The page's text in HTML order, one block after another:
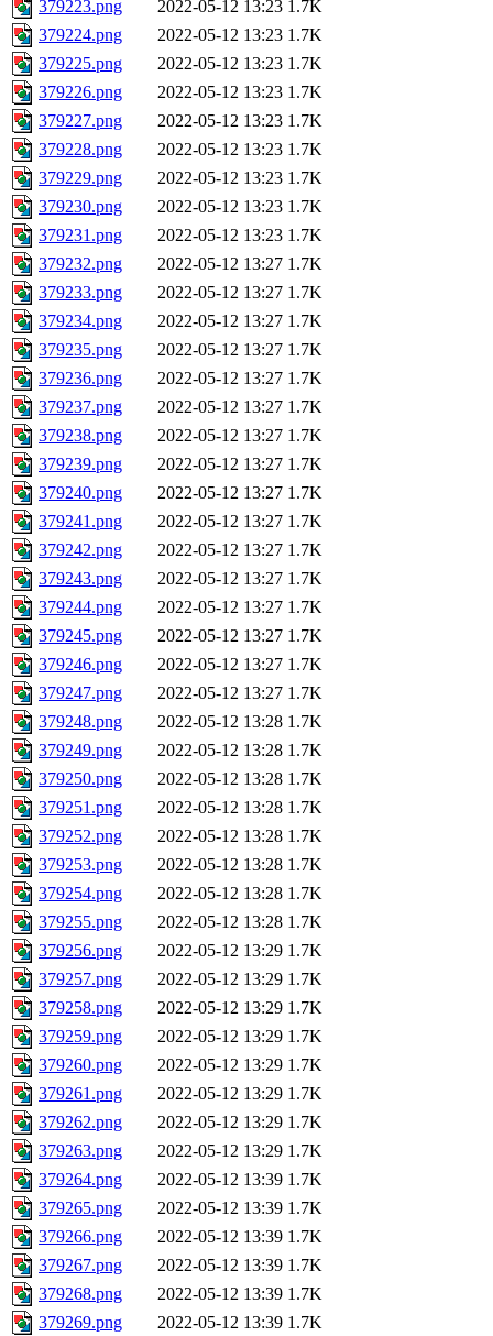
379223.png 2022-05-12 13:23 1.7K
379224.png
2022-05-12 13:23 1.7K
379225.png
2022-05-12 13:23 1.7K
379226.png
2022-05-12 13:23 1.7K
379227.png
2022-05-12 13:23 1.7K
379228.png
2022-05-12 13:23 1.7K
379229.png
2022-05-12 13:23 1.7K
379230.png
2022-05-12 13:23 1.7K
379231.png
2022-05-12 13:23 1.7K
379232.png
2022-05-12 13:27 1.7K
379233.png
2022-05-12 13:27 1.7K
379234.png
2022-05-12 13:27 1.7K
379235.png
2022-05-12 13:27 1.7K
379236.png
2022-05-12 13:27 1.7K
379237.png
2022-05-12 13:27 1.7K
379238.png
2022-05-12 13:27 1.7K
379239.png
2022-05-12 13:27 1.7K
379240.png
2022-05-12 13:27 1.7K
379241.png
2022-05-12 13:27 1.7K
379242.png
2022-05-12 13:27 1.7K
379243.png
2022-05-12 13:27 1.7K
379244.png
2022-05-12 13:27 1.7K
379245.png
2022-05-12 13:27 1.7K
379246.png
2022-05-12 13:27 1.7K
379247.png
2022-05-12 13:27 1.7K
379248.png
2022-05-12 13:28 1.7K
379249.png
2022-05-12 13:28 1.7K
379250.png
2022-05-12 13:28 1.7K
379251.png
2022-05-12 13:28 1.7K
379252.png
2022-05-12 13:28 1.7K
379253.png
2022-05-12 13:28 1.7K
379254.png
2022-05-12 13:28 1.7K
379255.png
2022-05-12 13:28 1.7K
379256.png
2022-05-12 13:29 1.7K
379257.png
2022-05-12 13:29 1.7K
379258.png
2022-05-12 13:29 1.7K
379259.png
2022-05-12 13:29 1.7K
379260.png
2022-05-12 13:29 1.7K
379261.png
2022-05-12 13:29 1.7K
379262.png
2022-05-12 13:29 1.7K
379263.png
2022-05-12 13:29 1.7K
379264.png
2022-05-12 13:39 1.7K
379265.png
2022-05-12 13:39 1.7K
379266.png
2022-05-12 13:39 1.7K
379267.png
2022-05-12 13:39 1.7K
379268.png
2022-05-12 13:39 1.7K
379269.png
2022-05-12 13:39 1.7K